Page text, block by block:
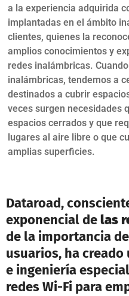
a la experiencia adquirida
implantadas en el ámbito
clientes, quienes la
amplios conocimientos y
redes inalámbricas.
inalámbricas, tendemos a
destinados a cubrir
veces surgen necesidades
espacios cerrados y que
lugares al aire libre o que
amplias superficies.
Dataroad,
exponencial delas
de la importancia
usuarios, ha
e ingeniería
redes Wi-Fi para